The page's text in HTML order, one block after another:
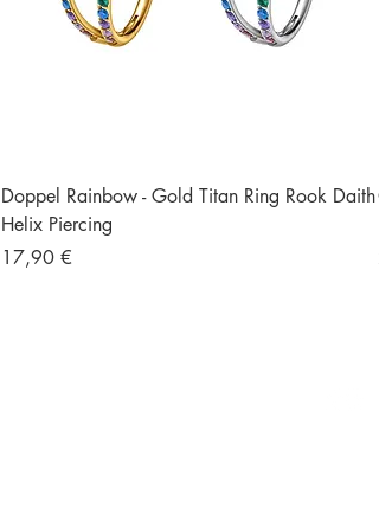
Doppel Rainbow - Gold Titan Ring Rook Daith
Helix Piercing
Preis
17,90 €